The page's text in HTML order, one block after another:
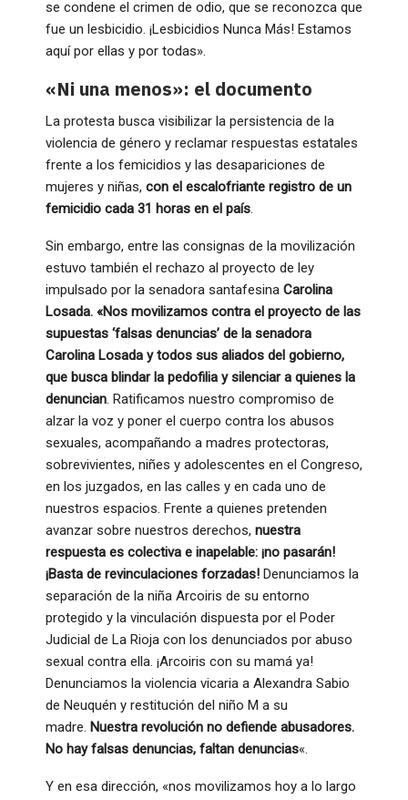
se condene el crimen de odio, que se reconozca que
fue un lesbicidio. ¡Lesbicidios Nunca Más! Estamos
aquí por ellas y por todas».
«Ni una menos»: el documento
La protesta busca visibilizar la persistencia de la
violencia de género y reclamar respuestas estatales
frente a los femicidios y las desapariciones de
mujeres y niñas, con el escalofriante registro de un
femicidio cada 31 horas en el país.
Sin embargo, entre las consignas de la movilización
estuvo también el rechazo al proyecto de ley
impulsado por la senadora santafesina Carolina
Losada. «Nos movilizamos contra el proyecto de las
supuestas ‘falsas denuncias’ de la senadora
Carolina Losada y todos sus aliados del gobierno,
que busca blindar la pedofilia y silenciar a quienes la
denuncian. Ratificamos nuestro compromiso de
alzar la voz y poner el cuerpo contra los abusos
sexuales, acompañando a madres protectoras,
sobrevivientes, niñes y adolescentes en el Congreso,
en los juzgados, en las calles y en cada uno de
nuestros espacios. Frente a quienes pretenden
avanzar sobre nuestros derechos, nuestra
respuesta es colectiva e inapelable: ¡no pasarán!
¡Basta de revinculaciones forzadas! Denunciamos la
separación de la niña Arcoiris de su entorno
protegido y la vinculación dispuesta por el Poder
Judicial de La Rioja con los denunciados por abuso
sexual contra ella. ¡Arcoiris con su mamá ya!
Denunciamos la violencia vicaria a Alexandra Sabio
de Neuquén y restitución del niño M a su
madre. Nuestra revolución no defiende abusadores.
No hay falsas denuncias, faltan denuncias«.
Y en esa dirección, «nos movilizamos hoy a lo largo